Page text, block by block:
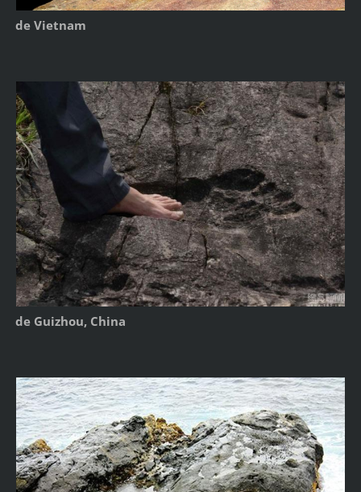
de Vietnam
de Guizhou, China